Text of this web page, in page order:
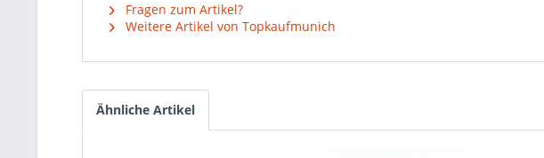
Fragen zum Artikel?
Weitere Artikel von Topkaufmunich
Ähnliche Artikel